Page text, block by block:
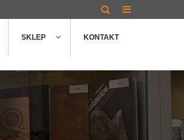
SKLEP KONTAKT